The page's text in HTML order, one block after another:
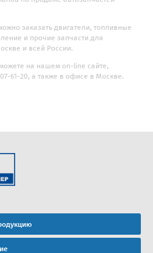
заказать двигатели, топливные
и прочие запчасти для
и всей России.
на нашем on-line сайте,
61-20, а также в офисе в Москве.